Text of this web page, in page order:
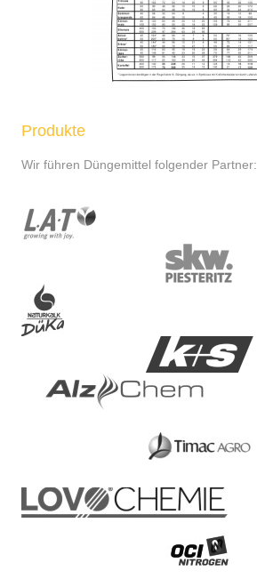
Produkte
Wir führen Düngemittel folgender Partner: